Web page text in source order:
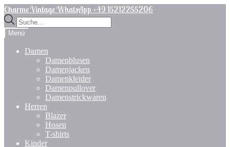
Zur
Navigation
springen
Zum
Inhalt
springen
Charme Vintage WhatsApp +49 15212255206
Products
search
Menü
Damen
Damenblusen
Damenjacken
Damenkleider
Damenpullover
Damenstrickwaren
Herren
Blazer
Hosen
T-shirts
Kinder